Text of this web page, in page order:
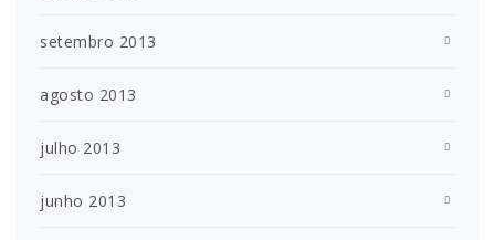
setembro 2013
agosto 2013
julho 2013
junho 2013